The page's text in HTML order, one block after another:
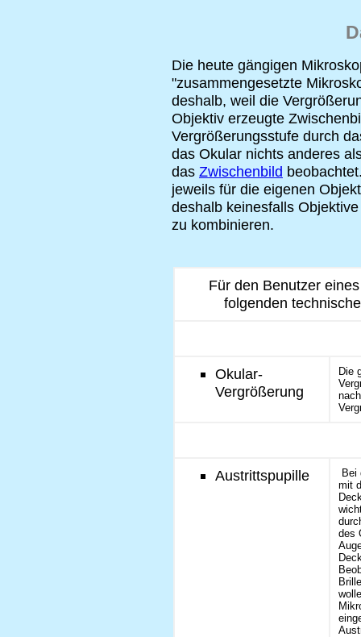
Die heute gängigen
"zusammengesetzte
deshalb, weil die
Objektiv erzeugte
Vergrößerungsstufe durch
das Okular nichts anderes
das Zwischenbild
jeweils für die eigenen
deshalb keinesfalls
zu kombinieren.
Für den Benutzer
folgenden
Okular-
Vergrößerung
Die
Austrittspupille
Bei
mit
des